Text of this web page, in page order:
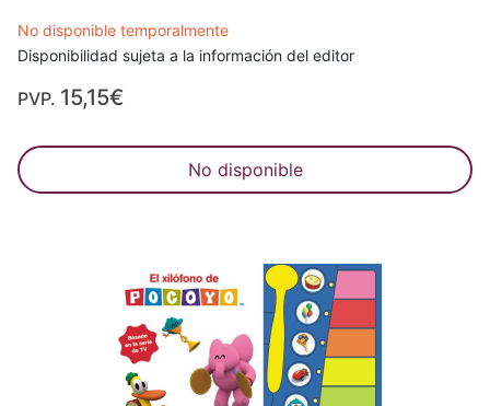
No disponible temporalmente
Disponibilidad sujeta a la información del editor
PVP. 15,15€
No disponible